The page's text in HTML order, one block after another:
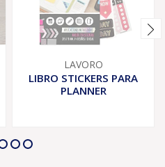
LAVORO
LIBRO STICKERS PARA
PLANNER